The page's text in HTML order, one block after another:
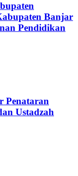
Banjar
Pendidikan
Penataran
Ustadzah